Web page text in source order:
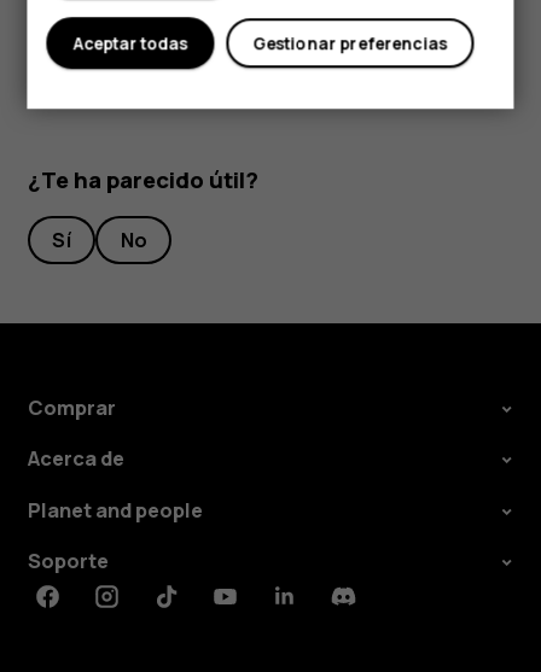
desinstalar.
¿Te ha parecido útil?
Sí No
Comprar
Acerca de
Planet and people
Soporte
FacebookInstagramTiktokYoutubeLinkedinDiscord
Gestionar preferencias
Aceptar todas